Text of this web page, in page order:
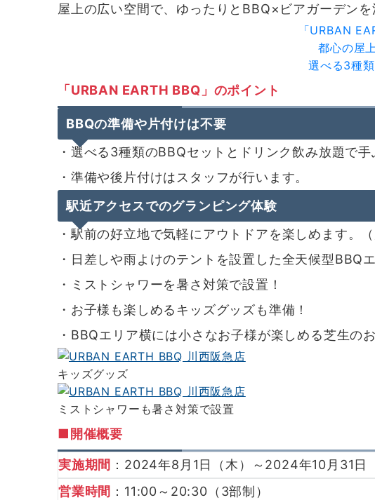
屋上の広い空間で、ゆったりとBBQ×ビアガーデンを
「URBAN
都心の屋
選べる3種
「URBAN EARTH BBQ」のポイント
BBQの準備や片付けは不要
・選べる3種類のBBQセットとドリンク飲み放題で手
・準備や後片付けはスタッフが行います。
駅近アクセスでのグランピング体験
・駅前の好立地で気軽にアウトドアを楽しめます。
・日差しや雨よけのテントを設置した全天候型BBQエ
・ミストシャワーを暑さ対策で設置！
・お子様も楽しめるキッズグッズも準備！
・BBQエリア横には小さなお子様が楽しめる芝生の
キッズグッズ
ミストシャワーも暑さ対策で設置
■開催概要
実施期間 ：2024年8月1日（木）～2024年10月31日
営業時間 ：11:00～20:30（3部制）